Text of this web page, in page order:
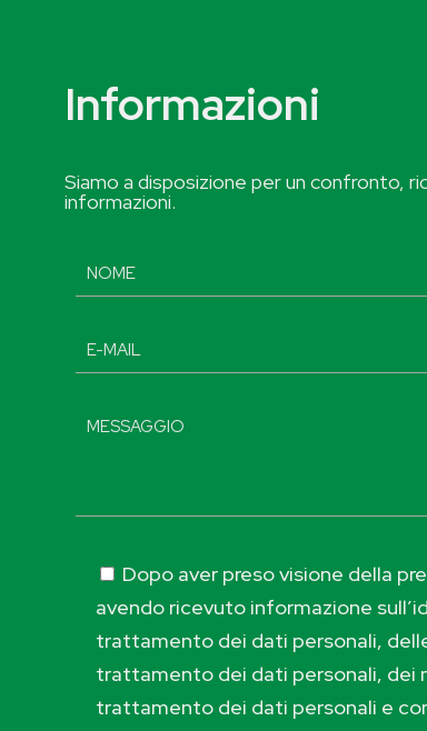
Informazioni
Siamo a disposizione per un confronto,
informazioni.
Dopo aver preso visione della
avendo ricevuto informazione
trattamento dei dati personali,
trattamento dei dati personali, dei
trattamento dei dati personali e